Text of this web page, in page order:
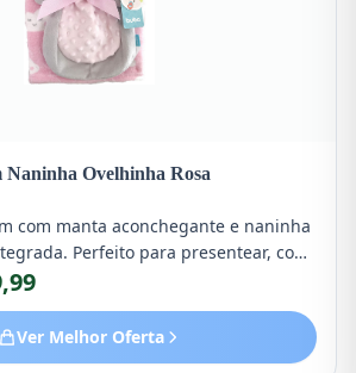
Ovelhinha Rosa
com manta aconchegante e naninha
Perfeito para presentear, com
delicado para meninas.
Ver Melhor Oferta